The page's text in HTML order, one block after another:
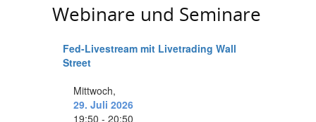
Webinare und Seminare